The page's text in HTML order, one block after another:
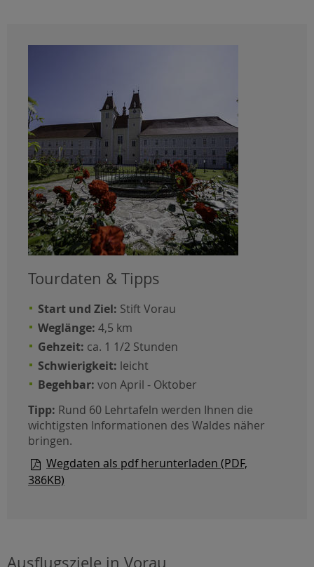
Tourdaten & Tipps
Start und Ziel: Stift Vorau
Weglänge: 4,5 km
Gehzeit: ca. 1 1/2 Stunden
Schwierigkeit: leicht
Begehbar: von April - Oktober
Tipp: Rund 60 Lehrtafeln werden Ihnen die
wichtigsten Informationen des Waldes näher
bringen.
Wegdaten als pdf herunterladen (PDF,
386KB)
Ausflugsziele in Vorau